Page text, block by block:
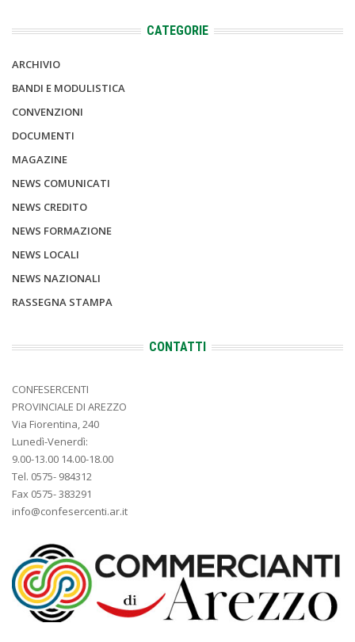
CATEGORIE
ARCHIVIO
BANDI E MODULISTICA
CONVENZIONI
DOCUMENTI
MAGAZINE
NEWS COMUNICATI
NEWS CREDITO
NEWS FORMAZIONE
NEWS LOCALI
NEWS NAZIONALI
RASSEGNA STAMPA
CONTATTI
CONFESERCENTI
PROVINCIALE DI AREZZO
Via Fiorentina, 240
Lunedì-Venerdì:
9.00-13.00 14.00-18.00
Tel. 0575- 984312
Fax 0575- 383291
info@confesercenti.ar.it